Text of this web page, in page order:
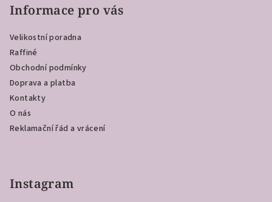
Informace pro vás
Velikostní poradna
Raffiné
Obchodní podmínky
Doprava a platba
Kontakty
O nás
Reklamační řád a vrácení
Instagram